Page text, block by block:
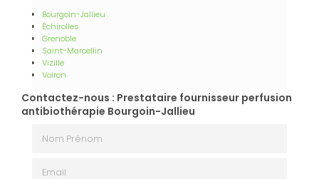
Bourgoin-Jallieu
Échirolles
Grenoble
Saint-Marcellin
Vizille
Voiron
Contactez-nous : Prestataire fournisseur perfusion
antibiothérapie Bourgoin-Jallieu